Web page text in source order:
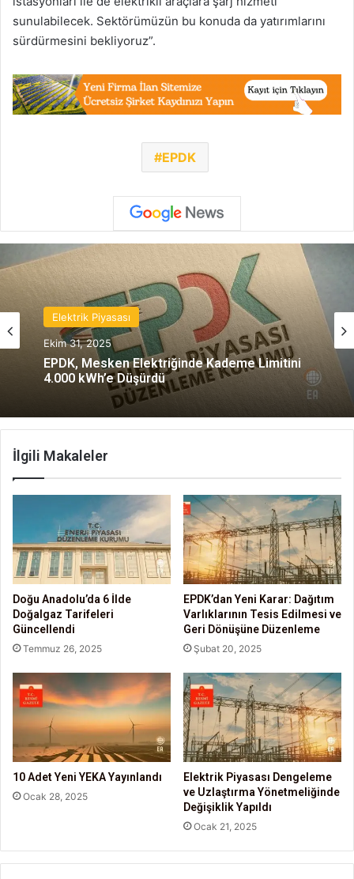
sunulabilecek. Sektörümüzün bu konuda da yatırımlarını
sürdürmesini bekliyoruz”.
EPDK
Elektrik Piyasası
Ekim 31, 2025
EPDK, Mesken Elektriğinde Kademe Limitini
4.000 kWh’e Düşürdü
İlgili Makaleler
Doğu Anadolu’da 6 İlde
Doğalgaz Tarifeleri
Güncellendi
Temmuz 26, 2025
EPDK’dan Yeni Karar: Dağıtım
Varlıklarının Tesis Edilmesi ve
Geri Dönüşüne Düzenleme
Şubat 20, 2025
10 Adet Yeni YEKA Yayınlandı
Ocak 28, 2025
Elektrik Piyasası Dengeleme
ve Uzlaştırma Yönetmeliğinde
Değişiklik Yapıldı
Ocak 21, 2025